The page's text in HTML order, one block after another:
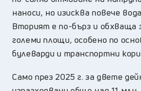
наноси, но изисква повече
Вторият е по-бърз и обхваща
големи площи, особено по
булеварди и транспортни
Само през 2025 г. за двете